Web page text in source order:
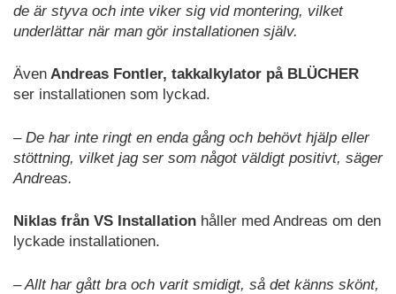
de är styva och inte viker sig vid montering, vilket
underlättar när man gör installationen själv.
Även Andreas Fontler, takkalkylator på BLÜCHER
ser installationen som lyckad.
– De har inte ringt en enda gång och behövt hjälp eller
stöttning, vilket jag ser som något väldigt positivt, säger
Andreas.
Niklas från VS Installation håller med Andreas om den
lyckade installationen.
– Allt har gått bra och varit smidigt, så det känns skönt,